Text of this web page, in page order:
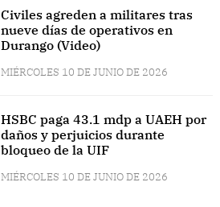
Civiles agreden a militares tras
nueve días de operativos en
Durango (Video)
MIÉRCOLES 10 DE JUNIO DE 2026
HSBC paga 43.1 mdp a UAEH por
daños y perjuicios durante
bloqueo de la UIF
MIÉRCOLES 10 DE JUNIO DE 2026